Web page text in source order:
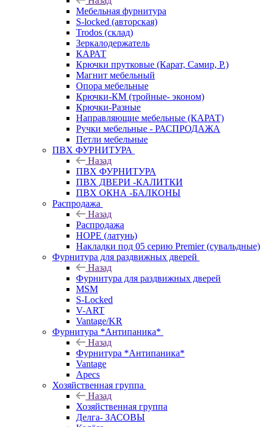
Мебельная фурнитура
S-locked (авторская)
Trodos (склад)
Зеркалодержатель
КАРАТ
Крючки прутковые (Карат, Самир, Р.)
Магнит мебельный
Опора мебельные
Крючки-КМ (тройные- эконом)
Крючки-Разные
Направляющие мебельные (КАРАТ)
Ручки мебельные - РАСПРОДАЖА
Петли мебельные
ПВХ ФУРНИТУРА
Назад
ПВХ ФУРНИТУРА
ПВХ ДВЕРИ -КАЛИТКИ
ПВХ ОКНА -БАЛКОНЫ
Распродажа
Назад
Распродажа
HOPE (латунь)
Накладки под 05 серию Premier (сувальдные)
Фурнитура для раздвижных дверей
Назад
Фурнитура для раздвижных дверей
MSM
S-Locked
V-ART
Vantage/KR
Фурнитура *Антипаника*
Назад
Фурнитура *Антипаника*
Vantage
Apecs
Хозяйственная группа
Назад
Хозяйственная группа
Делга- ЗАСОВЫ